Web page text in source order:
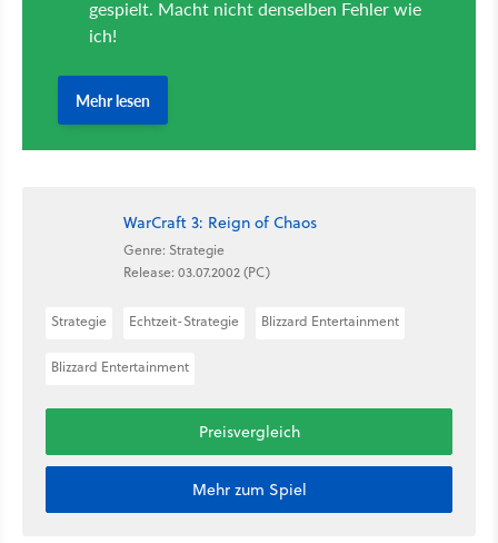
WarCraft 3: Reign of Chaos
Genre: Strategie
Release: 03.07.2002 (PC)
Strategie Echtzeit-Strategie Blizzard Entertainment
Blizzard Entertainment
Preisvergleich
Mehr zum Spiel